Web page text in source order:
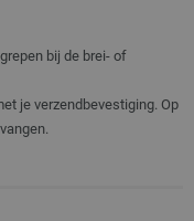
bij de brei- of
je verzendbevestiging. Op